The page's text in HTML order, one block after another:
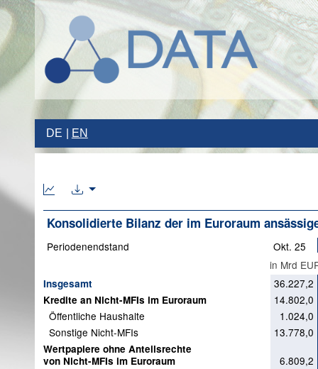
DE EN
Konsolidierte Bilanz der im Euroraum
Periodenendstand
Okt. 25
in Mrd
Insgesamt 36.227,2
Kredite an Nicht-MFIs im Euroraum
14.802,0
Öffentliche Haushalte
1.024,0
Sonstige Nicht-MFIs
13.778,0
Wertpapiere ohne Anteilsrechte
von Nicht-MFIs im Euroraum
6.809,2